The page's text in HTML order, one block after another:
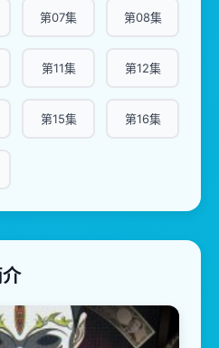
第07集 第08集
第11集 第12集
第15集 第16集